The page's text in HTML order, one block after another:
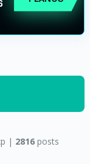
| 2816posts